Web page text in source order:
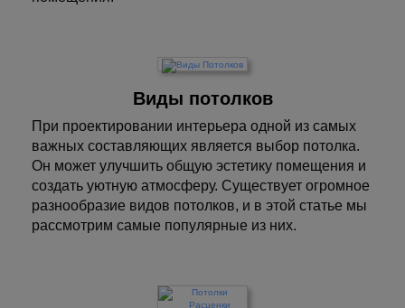
Виды потолков
При проектировании интерьера одной из самых
важных составляющих является выбор потолка.
Он может улучшить общую эстетику помещения и
создать уютную атмосферу. Существует огромное
разнообразие видов потолков, и в этой статье мы
рассмотрим самые популярные из них.